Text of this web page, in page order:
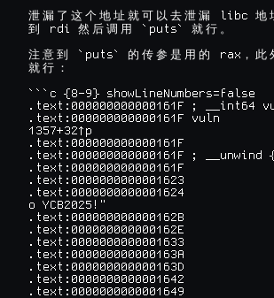
泄 漏 了 这 个 地 址 就 可 以 去 泄 漏 libc 地
到 rdi 然 后 调 用 `puts` 就 行 。
注 意 到 `puts` 的 传 参 是 用 的 rax ， 此
就 行 ：
```c {8-9} showLineNumbers=false
.text:000000000000161F ; __int64
.text:000000000000161F vuln
1357+32↑p
.text:000000000000161F
.text:000000000000161F ; __unwind {
.text:000000000000161F
.text:0000000000001623
.text:0000000000001624
o YCB2025!"
.text:000000000000162B
.text:000000000000162E
.text:0000000000001633
.text:000000000000163A
.text:000000000000163D
.text:0000000000001642
.text:0000000000001649